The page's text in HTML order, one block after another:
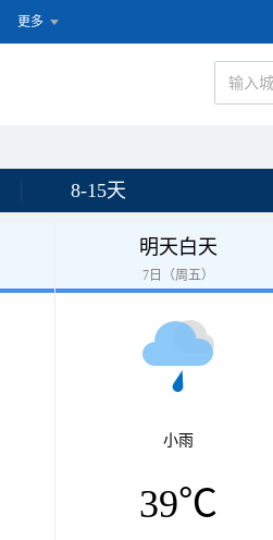
更多
8-15天
明天白天
7日（周五）
小雨
39℃